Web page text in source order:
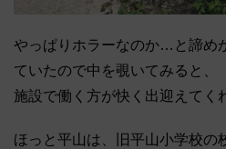
やっぱりホラーなのか…と諦め
ていたので中を覗いてみると、
施設で働く方が快く出迎えてく
ほっと平山は、旧平山小学校の